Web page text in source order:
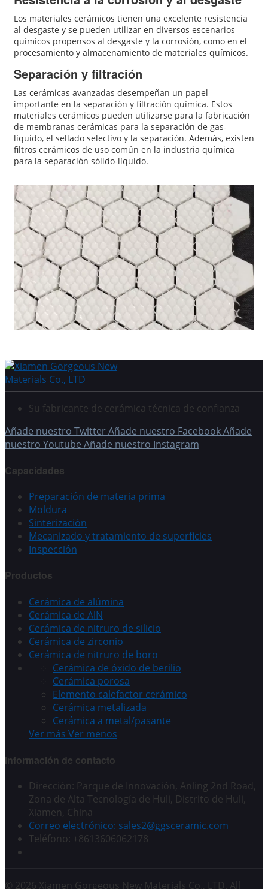
Los materiales cerámicos tienen una excelente resistencia
al desgaste y se pueden utilizar en diversos escenarios
químicos propensos al desgaste y la corrosión, como en el
procesamiento y almacenamiento de materiales químicos.
Separación y filtración
Las cerámicas avanzadas desempeñan un papel
importante en la separación y filtración química. Estos
materiales cerámicos pueden utilizarse para la fabricación
de membranas cerámicas para la separación de gas-
líquido, el sellado selectivo y la separación. Además, existen
filtros cerámicos de uso común en la industria química
para la separación sólido-líquido.
Su fabricante de cerámica técnica de confianza
Añade nuestro TwitterAñade nuestro FacebookAñade
nuestro Youtube Añade nuestro Instagram
Capacidades
Preparación de materia prima
Moldura
Sinterización
Mecanizado y tratamiento de superficies
Inspección
Productos
Cerámica de alúmina
Cerámica de AlN
Cerámica de nitruro de silicio
Cerámica de zirconio
Cerámica de nitruro de boro
Cerámica de óxido de berilio
Cerámica porosa
Elemento calefactor cerámico
Cerámica metalizada
Cerámica a metal/pasante
Ver más Ver menos
Información de contacto
Dirección: Parque de Innovación, Anling 2nd Road,
Zona de Alta Tecnología de Huli, Distrito de Huli,
Xiamen, China
Correo electrónico: sales2@ggsceramic.com
Teléfono: +8613606062178
© 2026 Xiamen Gorgeous New Materials Co., LTD. All